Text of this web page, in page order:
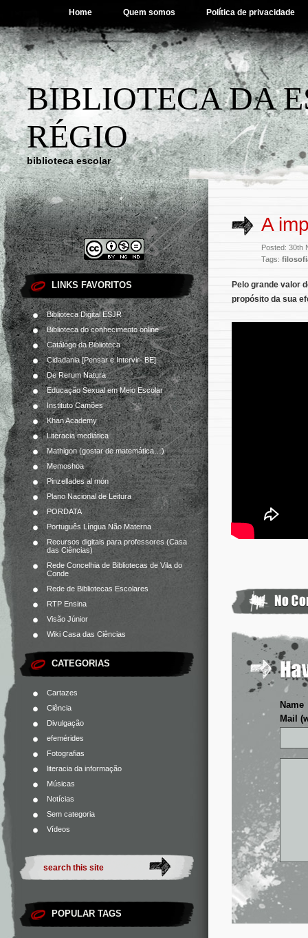
Home Quem somos Política de privacidade
BIBLIOTECA DA
RÉGIO
biblioteca escolar
LINKS FAVORITOS
Biblioteca Digital ESJR
Biblioteca do conhecimento online
Catálogo da Biblioteca
Cidadania [Pensar e Intervir- BE]
De Rerum Natura
Educação Sexual em Meio Escolar
Instituto Camões
Khan Academy
Literacia mediática
Mathigon (gostar de matemática…)
Memoshoa
Pinzellades al món
Plano Nacional de Leitura
PORDATA
Português Língua Não Materna
Recursos digitais para professores (Casa
das Ciências)
Rede Concelhia de Bibliotecas de Vila do
Conde
Rede de Bibliotecas Escolares
RTP Ensina
Visão Júnior
Wiki Casa das Ciências
CATEGORIAS
Cartazes
Ciência
Divulgação
efemérides
Fotografias
literacia da informação
Músicas
Notícias
Sem categoria
Vídeos
POPULAR TAGS
A
Posted: 30th
Tags:
Pelo grande valor
propósito da sua
Name
Mail